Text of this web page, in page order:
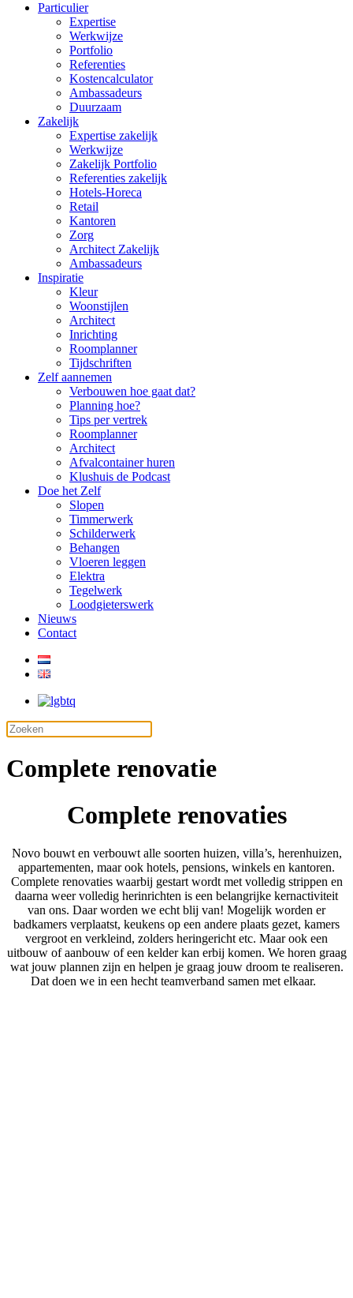
Particulier
Expertise
Werkwijze
Portfolio
Referenties
Kostencalculator
Ambassadeurs
Duurzaam
Zakelijk
Expertise zakelijk
Werkwijze
Zakelijk Portfolio
Referenties zakelijk
Hotels-Horeca
Retail
Kantoren
Zorg
Architect Zakelijk
Ambassadeurs
Inspiratie
Kleur
Woonstijlen
Architect
Inrichting
Roomplanner
Tijdschriften
Zelf aannemen
Verbouwen hoe gaat dat?
Planning hoe?
Tips per vertrek
Roomplanner
Architect
Afvalcontainer huren
Klushuis de Podcast
Doe het Zelf
Slopen
Timmerwerk
Schilderwerk
Behangen
Vloeren leggen
Elektra
Tegelwerk
Loodgieterswerk
Nieuws
Contact
Complete renovatie
Complete renovaties
Novo bouwt en verbouwt alle soorten huizen, villa’s, herenhuizen,
appartementen, maar ook hotels, pensions, winkels en kantoren.
Complete renovaties waarbij gestart wordt met volledig strippen en
daarna weer volledig herinrichten is een belangrijke kernactiviteit
van ons. Daar worden we echt blij van! Mogelijk worden er
badkamers verplaatst, keukens op een andere plaats gezet, kamers
vergroot en verkleind, zolders heringericht etc. Maar ook een
uitbouw of aanbouw of een kelder kan erbij komen. We horen graag
wat jouw plannen zijn en helpen je graag jouw droom te realiseren.
Dat doen we in een hecht teamverband samen met elkaar.